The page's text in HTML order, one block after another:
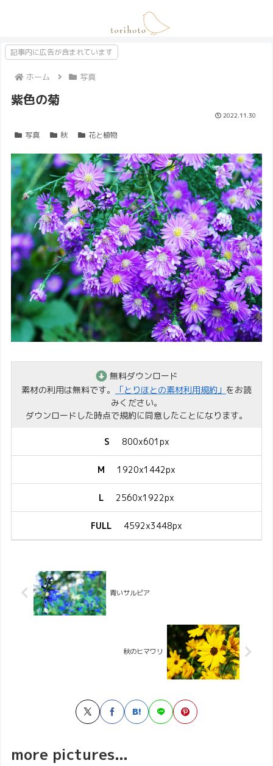
記事内に広告が含まれています
ホーム 写真
紫色の菊
2022.11.30
写真 秋 花と植物
無料ダウンロード
素材の利用は無料です。
「とりほとの素材利用規約」 をお読
みください。
ダウンロードした時点で規約に同意したことになります。
S 800x601px
M 1920x1442px
L 2560x1922px
FULL 4592x3448px
青いサルビア
秋のヒマワリ
more pictures...